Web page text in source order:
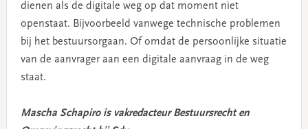
dienen als de digitale weg op dat moment niet
openstaat. Bijvoorbeeld vanwege technische problemen
bij het bestuursorgaan. Of omdat de persoonlijke situatie
van de aanvrager aan een digitale aanvraag in de weg
staat.
Mascha Schapiro is vakredacteur Bestuursrecht en